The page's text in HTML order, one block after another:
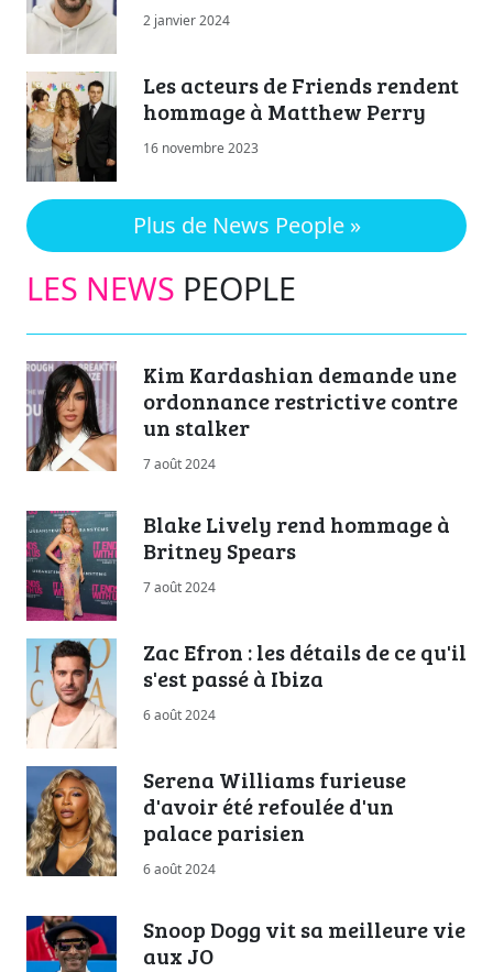
2 janvier 2024
Les acteurs de Friends rendent
hommage à Matthew Perry
16 novembre 2023
Plus de News People »
LES NEWS PEOPLE
Kim Kardashian demande une
ordonnance restrictive contre
un stalker
7 août 2024
Blake Lively rend hommage à
Britney Spears
7 août 2024
Zac Efron : les détails de ce qu'il
s'est passé à Ibiza
6 août 2024
Serena Williams furieuse
d'avoir été refoulée d'un
palace parisien
6 août 2024
Snoop Dogg vit sa meilleure vie
aux JO